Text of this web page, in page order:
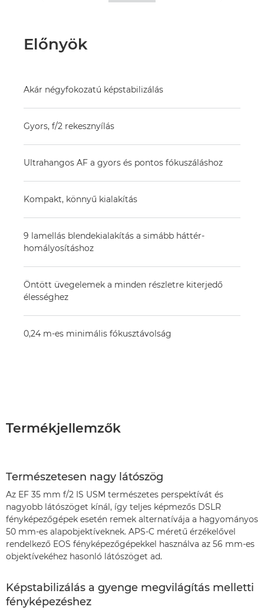
Előnyök
Akár négyfokozatú képstabilizálás
Gyors, f/2 rekesznyílás
Ultrahangos AF a gyors és pontos fókuszáláshoz
Kompakt, könnyű kialakítás
9 lamellás blendekialakítás a simább háttér-
homályosításhoz
Öntött üvegelemek a minden részletre kiterjedő
élességhez
0,24 m-es minimális fókusztávolság
Termékjellemzők
Természetesen nagy látószög
Az EF 35 mm f/2 IS USM természetes perspektívát és
nagyobb látószöget kínál, így teljes képmezős DSLR
fényképezőgépek esetén remek alternatívája a hagyományos
50 mm-es alapobjektíveknek. APS-C méretű érzékelővel
rendelkező EOS fényképezőgépekkel használva az 56 mm-es
objektívekéhez hasonló látószöget ad.
Képstabilizálás a gyenge megvilágítás melletti
fényképezéshez